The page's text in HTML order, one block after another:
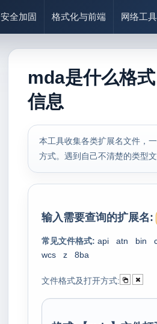
安全加固 格式化与前端 网络工具
mda是什么格
信息
本工具收集各类扩展名文件，
方式。遇到自己不清楚的类型
输入需要查询的扩展名:
常见文件格式: api atn bin
wcs
z 8ba
文件格式及打开方式: